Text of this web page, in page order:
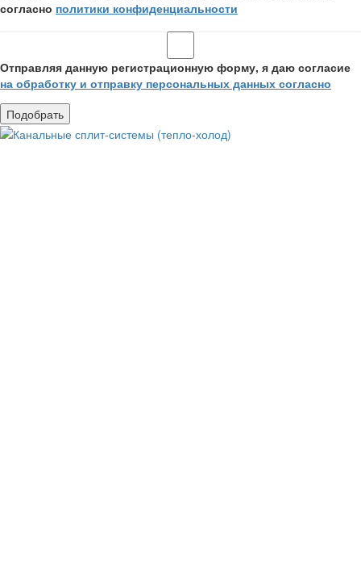
согласно политики конфиденциальности
Отправляя данную регистрационную форму, я даю согласие
на обработку и отправку персональных данных согласно